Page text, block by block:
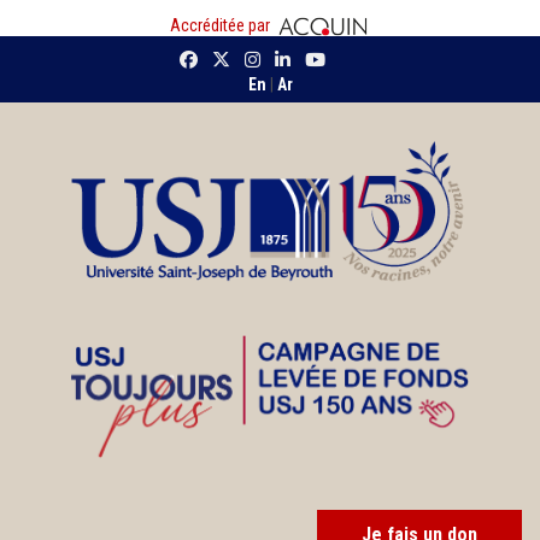
Accréditée par
En Ar
Je fais un don